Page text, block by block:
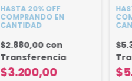
HASTA 20% OFF
COMPRANDO EN
CANTIDAD
$3.200,00
$2.880,00 con
Transferencia